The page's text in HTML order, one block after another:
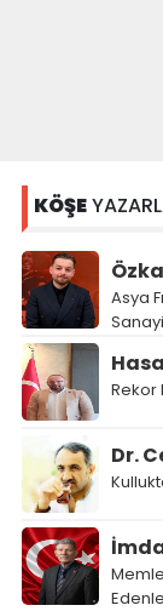
KÖŞE
Asya
Rekor
Dr.